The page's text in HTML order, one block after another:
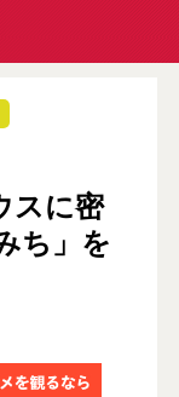
スに密
ち」を